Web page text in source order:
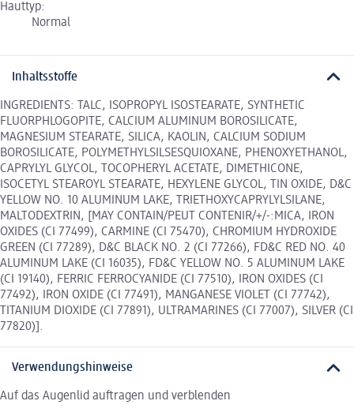
Hauttyp:
Normal
Inhaltsstoffe
INGREDIENTS: TALC, ISOPROPYL ISOSTEARATE, SYNTHETIC
FLUORPHLOGOPITE, CALCIUM ALUMINUM BOROSILICATE,
MAGNESIUM STEARATE, SILICA, KAOLIN, CALCIUM SODIUM
BOROSILICATE, POLYMETHYLSILSESQUIOXANE, PHENOXYETHANOL,
CAPRYLYL GLYCOL, TOCOPHERYL ACETATE, DIMETHICONE,
ISOCETYL STEAROYL STEARATE, HEXYLENE GLYCOL, TIN OXIDE, D&C
YELLOW NO. 10 ALUMINUM LAKE, TRIETHOXYCAPRYLYLSILANE,
MALTODEXTRIN, [MAY CONTAIN/PEUT CONTENIR/+/-:MICA, IRON
OXIDES (CI 77499), CARMINE (CI 75470), CHROMIUM HYDROXIDE
GREEN (CI 77289), D&C BLACK NO. 2 (CI 77266), FD&C RED NO. 40
ALUMINUM LAKE (CI 16035), FD&C YELLOW NO. 5 ALUMINUM LAKE
(CI 19140), FERRIC FERROCYANIDE (CI 77510), IRON OXIDES (CI
77492), IRON OXIDE (CI 77491), MANGANESE VIOLET (CI 77742),
TITANIUM DIOXIDE (CI 77891), ULTRAMARINES (CI 77007), SILVER (CI
77820)].
Verwendungshinweise
Auf das Augenlid auftragen und verblenden